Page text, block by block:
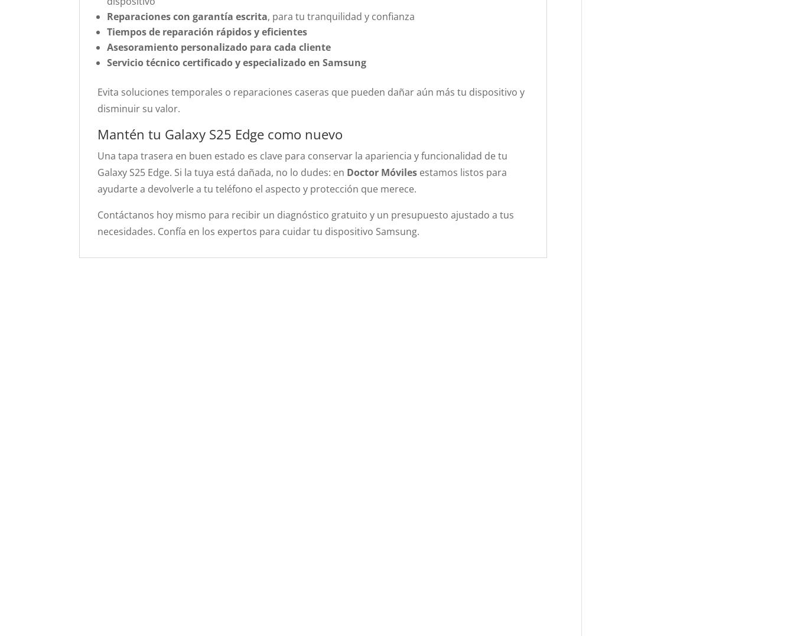
Reparaciones con garantía escrita, para tu tranquilidad y confianza
Tiempos de reparación rápidos y eficientes
Asesoramiento personalizado para cada cliente
Servicio técnico certificado y especializado en Samsung
Evita soluciones temporales o reparaciones caseras que pueden dañar aún más tu dispositivo y
disminuir su valor.
Mantén tu Galaxy S25 Edge como nuevo
Una tapa trasera en buen estado es clave para conservar la apariencia y funcionalidad de tu
Galaxy S25 Edge. Si la tuya está dañada, no lo dudes: en Doctor Móviles estamos listos para
ayudarte a devolverle a tu teléfono el aspecto y protección que merece.
Contáctanos hoy mismo para recibir un diagnóstico gratuito y un presupuesto ajustado a tus
necesidades. Confía en los expertos para cuidar tu dispositivo Samsung.